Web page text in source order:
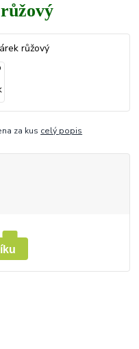
za kus celý popis